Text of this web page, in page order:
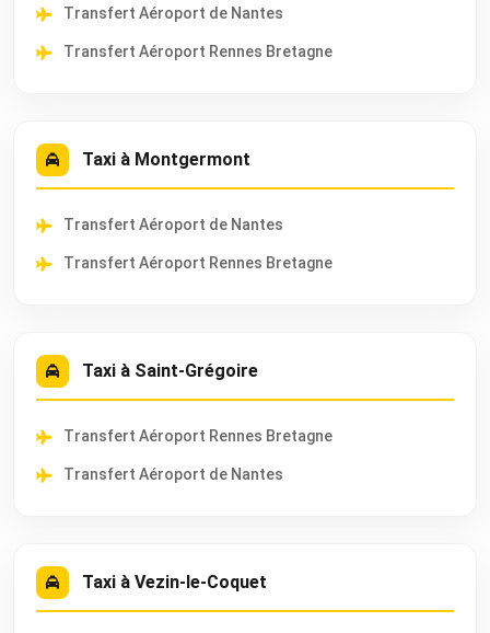
Transfert Aéroport de Nantes
Transfert Aéroport Rennes Bretagne
Taxi à Montgermont
Transfert Aéroport de Nantes
Transfert Aéroport Rennes Bretagne
Taxi à Saint-Grégoire
Transfert Aéroport Rennes Bretagne
Transfert Aéroport de Nantes
Taxi à Vezin-le-Coquet